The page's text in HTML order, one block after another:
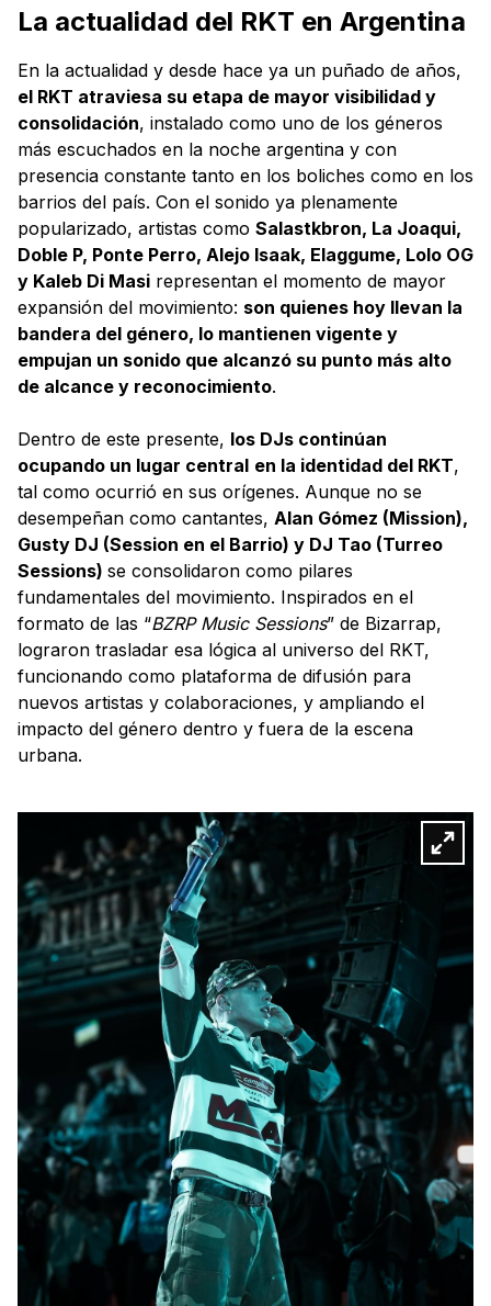
La actualidad del RKT en Argentina
En la actualidad y desde hace ya un puñado de años,
el RKT atraviesa su etapa de mayor visibilidad y
consolidación, instalado como uno de los géneros
más escuchados en la noche argentina y con
presencia constante tanto en los boliches como en los
barrios del país. Con el sonido ya plenamente
popularizado, artistas como Salastkbron, La Joaqui,
Doble P, Ponte Perro, Alejo Isaak, Elaggume, Lolo OG
y Kaleb Di Masi representan el momento de mayor
expansión del movimiento: son quienes hoy llevan la
bandera del género, lo mantienen vigente y
empujan un sonido que alcanzó su punto más alto
de alcance y reconocimiento.
Dentro de este presente, los DJs continúan
ocupando un lugar central en la identidad del RKT,
tal como ocurrió en sus orígenes. Aunque no se
desempeñan como cantantes, Alan Gómez (Mission),
Gusty DJ (Session en el Barrio) y DJ Tao (Turreo
Sessions) se consolidaron como pilares
fundamentales del movimiento. Inspirados en el
formato de las “BZRP Music Sessions” de Bizarrap,
lograron trasladar esa lógica al universo del RKT,
funcionando como plataforma de difusión para
nuevos artistas y colaboraciones, y ampliando el
impacto del género dentro y fuera de la escena
urbana.